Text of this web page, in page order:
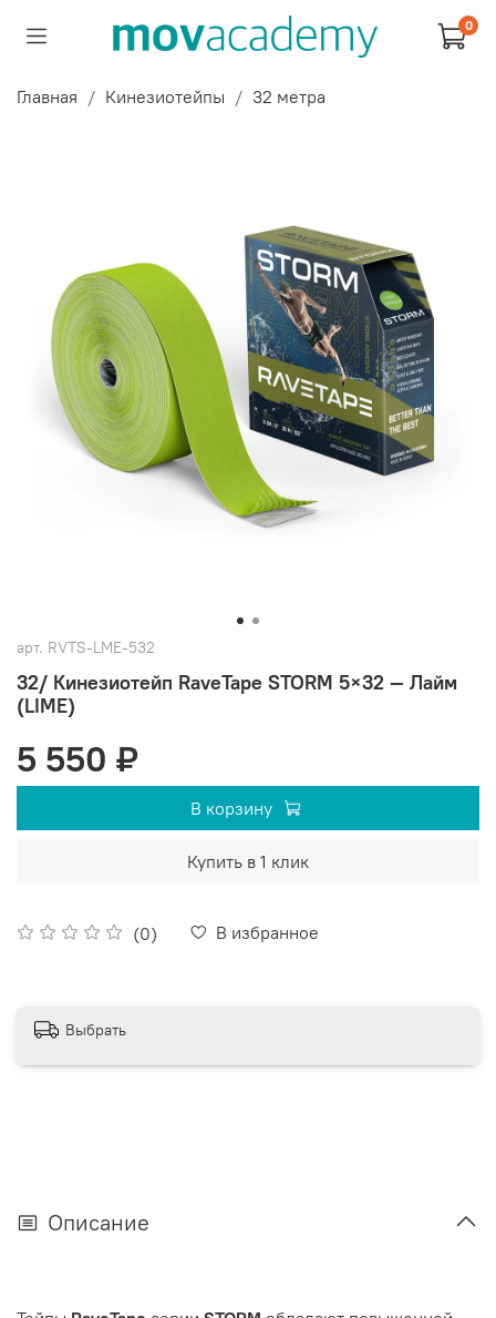
0
Главная Кинезиотейпы 32 метра
арт. RVTS-LME-532
32/ Кинезиотейп RaveTape STORM 5×32 — Лайм
(LIME)
(0) В избранное
5 550 ₽
В корзину
Купить в 1 клик
Выбрать
Описание